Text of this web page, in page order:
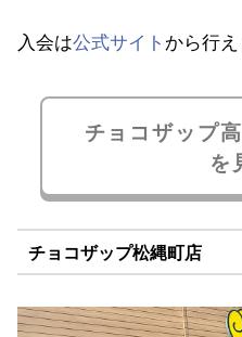
入会は公式サイト から行え
チョコザップ
を
チョコザップ松縄町店